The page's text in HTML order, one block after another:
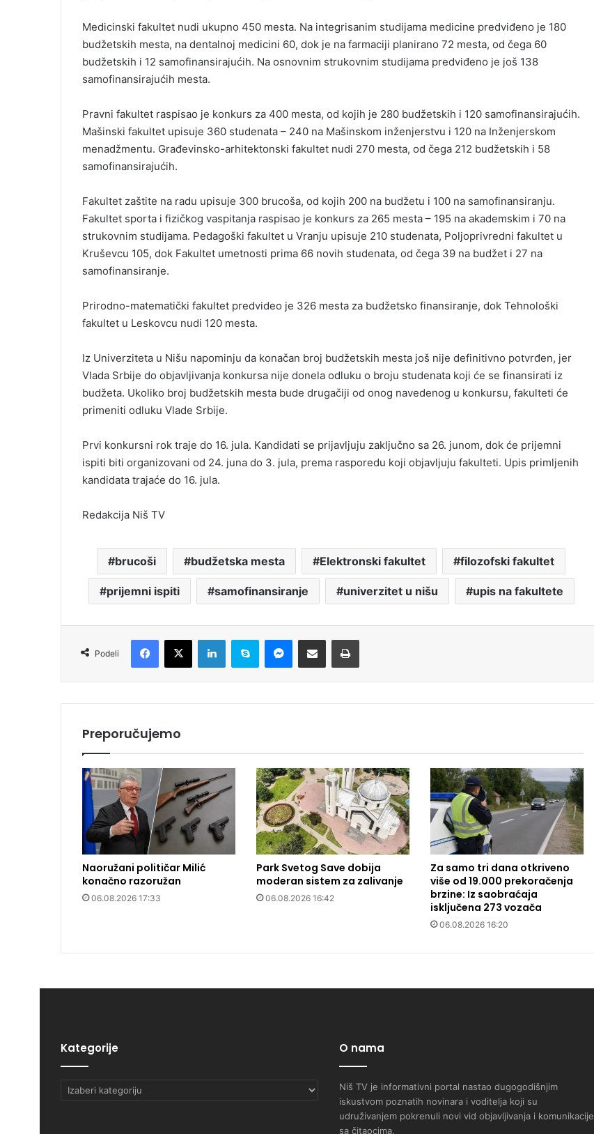
Medicinski fakultet nudi ukupno 450 mesta. Na integrisanim studijama medicine predviđeno je 180
budžetskih mesta, na dentalnoj medicini 60, dok je na farmaciji planirano 72 mesta, od čega 60
budžetskih i 12 samofinansirajućih. Na osnovnim strukovnim studijama predviđeno je još 138
samofinansirajućih mesta.
Pravni fakultet raspisao je konkurs za 400 mesta, od kojih je 280 budžetskih i 120 samofinansirajućih.
Mašinski fakultet upisuje 360 studenata – 240 na Mašinskom inženjerstvu i 120 na Inženjerskom
menadžmentu. Građevinsko-arhitektonski fakultet nudi 270 mesta, od čega 212 budžetskih i 58
samofinansirajućih.
Fakultet zaštite na radu upisuje 300 brucoša, od kojih 200 na budžetu i 100 na samofinansiranju.
Fakultet sporta i fizičkog vaspitanja raspisao je konkurs za 265 mesta – 195 na akademskim i 70 na
strukovnim studijama. Pedagoški fakultet u Vranju upisuje 210 studenata, Poljoprivredni fakultet u
Kruševcu 105, dok Fakultet umetnosti prima 66 novih studenata, od čega 39 na budžet i 27 na
samofinansiranje.
Prirodno-matematički fakultet predvideo je 326 mesta za budžetsko finansiranje, dok Tehnološki
fakultet u Leskovcu nudi 120 mesta.
Iz Univerziteta u Nišu napominju da konačan broj budžetskih mesta još nije definitivno potvrđen, jer
Vlada Srbije do objavljivanja konkursa nije donela odluku o broju studenata koji će se finansirati iz
budžeta. Ukoliko broj budžetskih mesta bude drugačiji od onog navedenog u konkursu, fakulteti će
primeniti odluku Vlade Srbije.
Prvi konkursni rok traje do 16. jula. Kandidati se prijavljuju zaključno sa 26. junom, dok će prijemni
ispiti biti organizovani od 24. juna do 3. jula, prema rasporedu koji objavljuju fakulteti. Upis primljenih
kandidata trajaće do 16. jula.
Redakcija Niš TV
brucoši budžetska mesta Elektronski fakultet filozofski fakultet
prijemni ispiti samofinansiranje univerzitet u nišu upis na fakultete
Podeli
Preporučujemo
Naoružani političar Milić
konačno razoružan
06.08.2026 17:33
Park Svetog Save dobija
moderan sistem za zalivanje
06.08.2026 16:42
Za samo tri dana otkriveno
više od 19.000 prekoračenja
brzine: Iz saobraćaja
isključena 273 vozača
06.08.2026 16:20
Kategorije
Kategorije
O nama
Niš TV je informativni portal nastao dugogodišnjim
iskustvom poznatih novinara i voditelja koji su
udruživanjem pokrenuli novi vid objavljivanja i komunikacije
sa čitaocima.